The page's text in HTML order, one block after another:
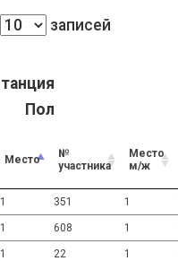
записей
Пол
Место
№
участника
Место
м/ж
1 351 1
1 608 1
1 22 1